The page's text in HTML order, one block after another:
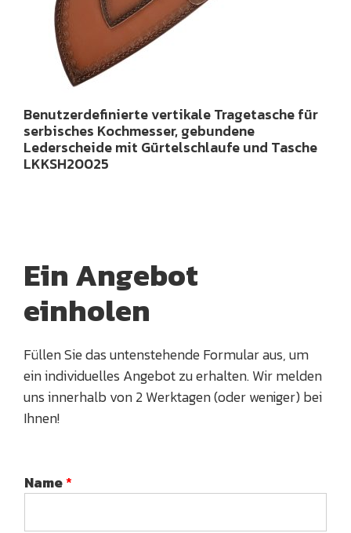
Benutzerdefinierte vertikale Tragetasche für
serbisches Kochmesser, gebundene
Lederscheide mit Gürtelschlaufe und Tasche
LKKSH20025
Ein Angebot
einholen
Füllen Sie das untenstehende Formular aus, um
ein individuelles Angebot zu erhalten. Wir melden
uns innerhalb von 2 Werktagen (oder weniger) bei
Ihnen!
Name*